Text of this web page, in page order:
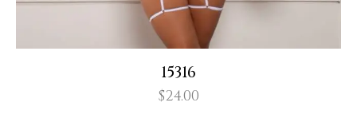
15316
$24.00